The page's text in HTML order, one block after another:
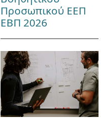
Προσωπικού ΕΕΠ
ΕΒΠ 2026